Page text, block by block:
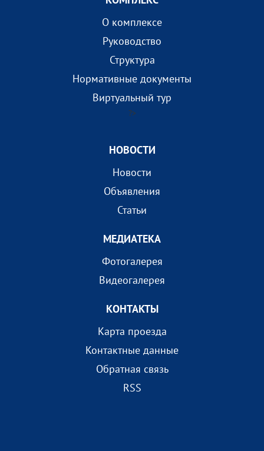
О комплексе
Руководство
Структура
Нормативные документы
Виртуальный тур
?>
НОВОСТИ
Новости
Объявления
Статьи
МEДИАТEКА
Фотогалерея
Видеогалерея
КОНТАКТЫ
Карта проезда
Контактные данные
Обратная связь
RSS